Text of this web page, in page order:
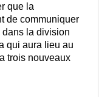
que la
de communiquer
dans la division
qui aura lieu au
trois nouveaux